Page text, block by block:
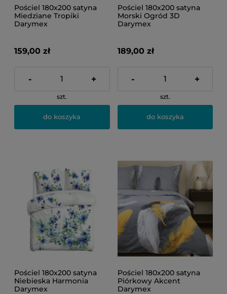
Pościel 180x200 satyna
Miedziane Tropiki
Darymex
159,00 zł
- +
szt.
do koszyka
Pościel 180x200 satyna
Morski Ogród 3D
Darymex
189,00 zł
- +
szt.
do koszyka
Pościel 180x200 satyna
Niebieska Harmonia
Darymex
Pościel 180x200 satyna
Piórkowy Akcent
Darymex